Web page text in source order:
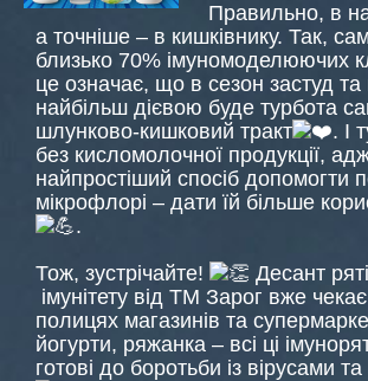
Правильно, в
а точніше – в кишківнику. Так,
близько 70% імуномоделюючих
це означає, що в сезон застуд та
найбільш дієвою буде турбота
шлунково-кишковий тракт
. І
без кисломолочної продукції,
найпростіший спосіб допомогти
мікрофлорі – дати їй більше
.
Тож, зустрічайте!
Десант
імунітету від ТМ Зарог вже
полицях магазинів та
йогурти, ряжанка – всі ці
готові до боротьби із вірусами